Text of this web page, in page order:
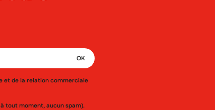
et de la relation commerciale
tout moment, aucun spam).